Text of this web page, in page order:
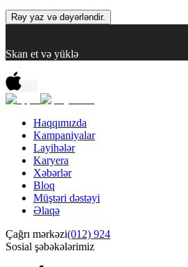
Rəy yaz və dəyərləndir.
Skan et və yüklə
Haqqımızda
Kampaniyalar
Layihələr
Karyera
Xəbərlər
Bloq
Müştəri dəstəyi
Əlaqə
Çağrı mərkəzi(012) 924
Sosial şəbəkələrimiz